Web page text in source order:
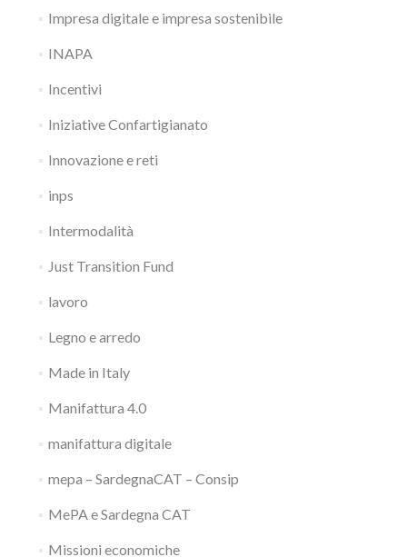
Impresa digitale e impresa sostenibile
INAPA
Incentivi
Iniziative Confartigianato
Innovazione e reti
inps
Intermodalità
Just Transition Fund
lavoro
Legno e arredo
Made in Italy
Manifattura 4.0
manifattura digitale
mepa – SardegnaCAT – Consip
MePA e Sardegna CAT
Missioni economiche